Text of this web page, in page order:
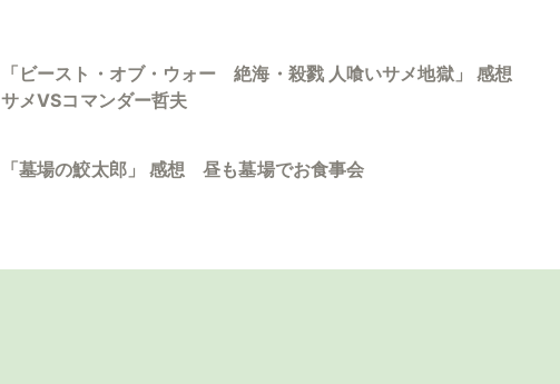
「ビースト・オブ・ウォー 絶海・殺戮 人喰いサメ地獄」 感想
サメVSコマンダー哲夫
「墓場の鮫太郎」 感想 昼も墓場でお食事会